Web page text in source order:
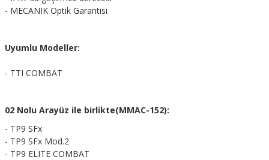
- MECANIK Optik Garantisi
Uyumlu Modeller:
- TTI COMBAT
02 Nolu Arayüz ile birlikte(MMAC-152):
- TP9 SFx
- TP9 SFx Mod.2
- TP9 ELITE COMBAT